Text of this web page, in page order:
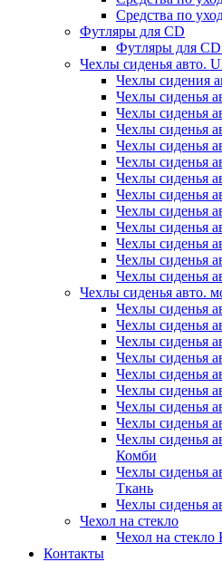
Средства по
Футляры для CD
Футляры для CD
Чехлы сиденья авто.
Чехлы сидения
Чехлы сиденья
Чехлы сиденья
Чехлы сиденья
Чехлы сиденья
Чехлы сиденья
Чехлы сиденья
Чехлы сиденья
Чехлы сиденья
Чехлы сиденья
Чехлы сиденья
Чехлы сиденья
Чехлы сиденья
Чехлы сиденья авто.
Чехлы сиденья
Чехлы сиденья
Чехлы сиденья
Чехлы сиденья
Чехлы сиденья
Чехлы сиденья
Чехлы сиденья
Чехлы сиденья
Чехлы сиденья
Комби
Чехлы сиденья
Ткань
Чехлы сиденья
Чехол на стекло
Чехол на стекло
Контакты